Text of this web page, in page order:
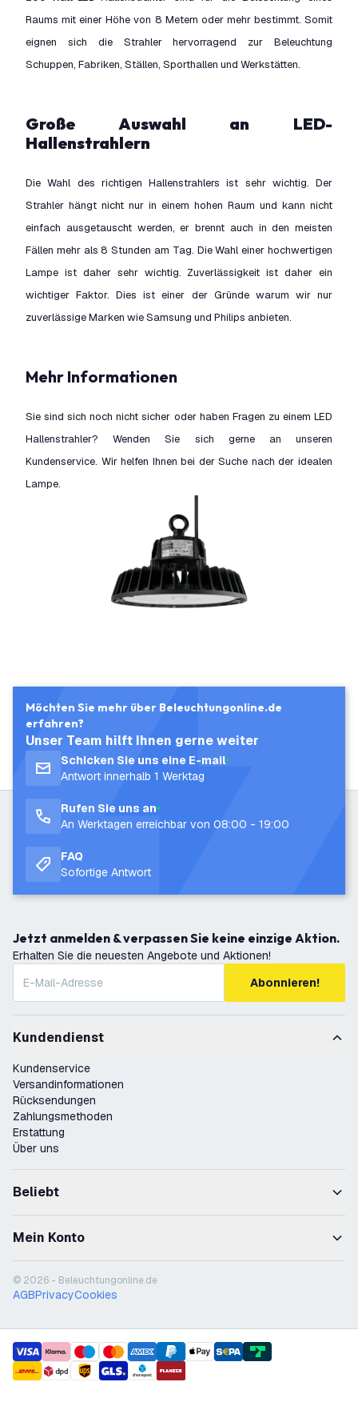
Raums mit einer Höhe von 8 Metern oder mehr bestimmt. Somit
eignen sich die Strahler hervorragend zur Beleuchtung
Schuppen, Fabriken, Ställen, Sporthallen und Werkstätten.
Große Auswahl an LED-
Hallenstrahlern
Die Wahl des richtigen Hallenstrahlers ist sehr wichtig. Der
Strahler hängt nicht nur in einem hohen Raum und kann nicht
einfach ausgetauscht werden, er brennt auch in den meisten
Fällen mehr als 8 Stunden am Tag. Die Wahl einer hochwertigen
Lampe ist daher sehr wichtig. Zuverlässigkeit ist daher ein
wichtiger Faktor. Dies ist einer der Gründe warum wir nur
zuverlässige Marken wie Samsung und Philips anbieten.
Mehr Informationen
Sie sind sich noch nicht sicher oder haben Fragen zu einem LED
Hallenstrahler? Wenden Sie sich gerne an unseren
Kundenservice. Wir helfen Ihnen bei der Suche nach der idealen
Lampe.
Möchten Sie mehr über Beleuchtungonline.de
erfahren?
Unser Team hilft Ihnen gerne weiter
Schicken Sie uns eine E-mail
Antwort innerhalb 1 Werktag
Rufen Sie uns an
An Werktagen erreichbar von 08:00 - 19:00
FAQ
Sofortige Antwort
Jetzt anmelden & verpassen Sie keine einzige Aktion.
Erhalten Sie die neuesten Angebote und Aktionen!
Abonnieren!
Kundendienst
Kundenservice
Versandinformationen
Rücksendungen
Zahlungsmethoden
Erstattung
Über uns
Beliebt
Mein Konto
© 2026 - Beleuchtungonline.de
AGBPrivacyCookies
payment methods
shipment methods